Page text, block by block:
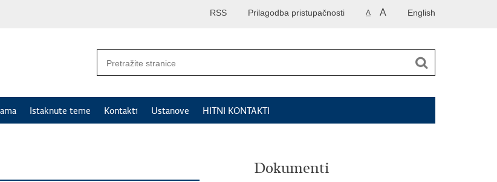
English
A A
Prilagodba pristupačnosti
RSS
Istaknute teme Kontakti Ustanove HITNI KONTAKTI
Dokumenti